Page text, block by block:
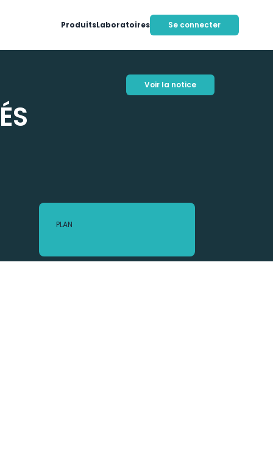
ProduitsLaboratoires Se connecter
Voir la notice
PLAN